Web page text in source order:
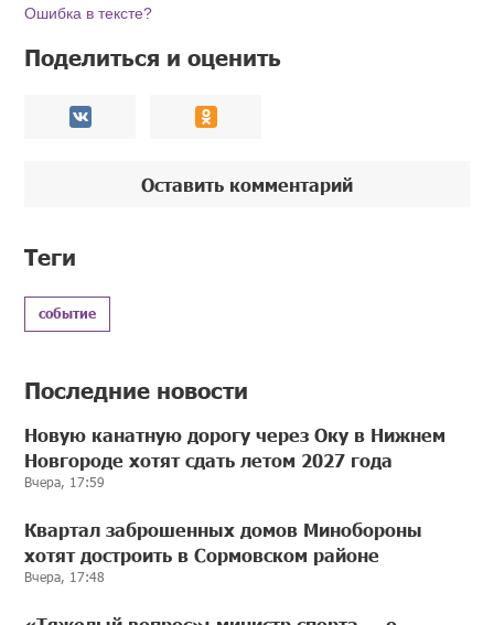
Ошибка в тексте?
Поделиться и оценить
Оставить комментарий
Теги
событие
Последние новости
Новую канатную дорогу через Оку в Нижнем
Новгороде хотят сдать летом 2027 года
Вчера, 17:59
Квартал заброшенных домов Минобороны
хотят достроить в Сормовском районе
Вчера, 17:48